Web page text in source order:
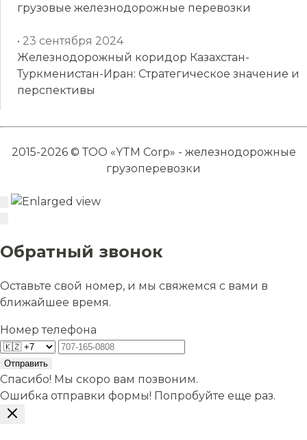
грузовые железнодорожные перевозки
• 23 сентября 2024
Железнодорожный коридор Казахстан-
Туркменистан-Иран: Стратегическое значение и
перспективы
2015-2026 © ТОО «YTM Corp» - железнодорожные
грузоперевозки
Обратный звонок
Оставьте свой номер, и мы свяжемся с вами в
ближайшее время.
Номер телефона
Отправить
Спасибо! Мы скоро вам позвоним.
Ошибка отправки формы! Попробуйте еще раз.